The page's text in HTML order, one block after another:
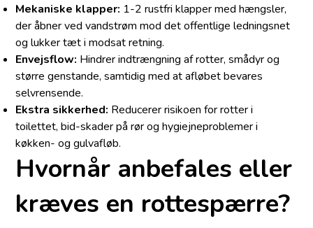
Mekaniske klapper: 1-2 rustfri klapper med hængsler,
der åbner ved vandstrøm mod det offentlige ledningsnet
og lukker tæt i modsat retning.
Envejsflow: Hindrer indtrængning af rotter, smådyr og
større genstande, samtidig med at afløbet bevares
selvrensende.
Ekstra sikkerhed: Reducerer risikoen for rotter i
toilettet, bid-skader på rør og hygiejneproblemer i
køkken- og gulvafløb.
Hvornår anbefales eller
kræves en rottespærre?